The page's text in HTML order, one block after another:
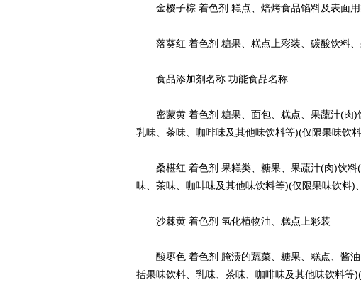
金樱子棕 着色剂 糕点、焙烤食品馅料及表面用
落葵红 着色剂 糖果、糕点上彩装、碳酸饮料
食品添加剂名称 功能食品名称
密蒙黄 着色剂 糖果、面包、糕点、果蔬汁(肉)
乳味、茶味、咖啡味及其他味饮料等)(仅限果味饮
桑椹红 着色剂 果糕类、糖果、果蔬汁(肉)饮料(
味、茶味、咖啡味及其他味饮料等)(仅限果味饮料)
沙棘黄 着色剂 氢化植物油、糕点上彩装
酸枣色 着色剂 腌渍的蔬菜、糖果、糕点、酱油
括果味饮料、乳味、茶味、咖啡味及其他味饮料等